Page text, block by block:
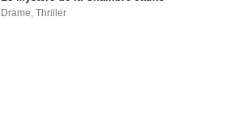
Drame,Thriller